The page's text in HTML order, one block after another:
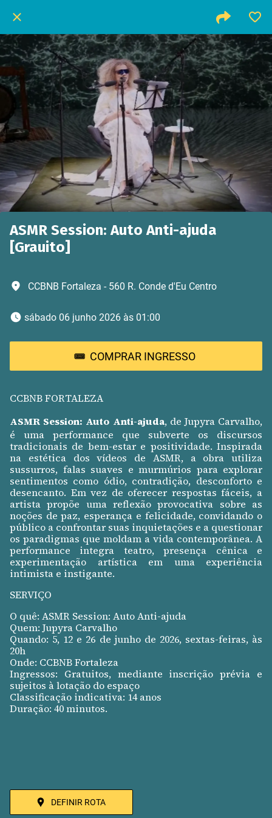
ASMR Session: Auto Anti-ajuda
[Grauito]
CCBNB Fortaleza - 560 R. Conde d'Eu Centro
sábado 06 junho 2026 às 01:00
COMPRAR INGRESSO
CCBNB FORTALEZA
ASMR Session: Auto Anti-ajuda, de Jupyra Carvalho,
é uma performance que subverte os discursos
tradicionais de bem-estar e positividade. Inspirada
na estética dos vídeos de ASMR, a obra utiliza
sussurros, falas suaves e murmúrios para explorar
sentimentos como ódio, contradição, desconforto e
desencanto. Em vez de oferecer respostas fáceis, a
artista propõe uma reflexão provocativa sobre as
noções de paz, esperança e felicidade, convidando o
público a confrontar suas inquietações e a questionar
os paradigmas que moldam a vida contemporânea. A
performance integra teatro, presença cênica e
experimentação artística em uma experiência
intimista e instigante.
SERVIÇO
O quê: ASMR Session: Auto Anti-ajuda
Quem: Jupyra Carvalho
Quando: 5, 12 e 26 de junho de 2026, sextas-feiras, às
20h
Onde: CCBNB Fortaleza
Ingressos: Gratuitos, mediante inscrição prévia e
sujeitos à lotação do espaço
Classificação indicativa: 14 anos
Duração: 40 minutos.
DEFINIR ROTA